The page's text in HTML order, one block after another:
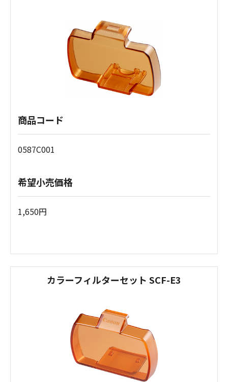
商品コード
0587C001
希望小売価格
1,650円
カラーフィルターセット SCF-E3